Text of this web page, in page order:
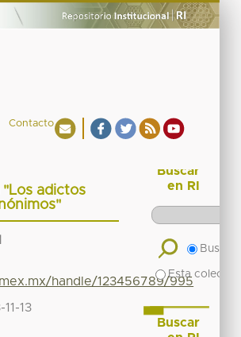
Contacto
"Los adictos
handle/123456789/995
13
Buscar
en RI
Buscar
Esta
Buscar